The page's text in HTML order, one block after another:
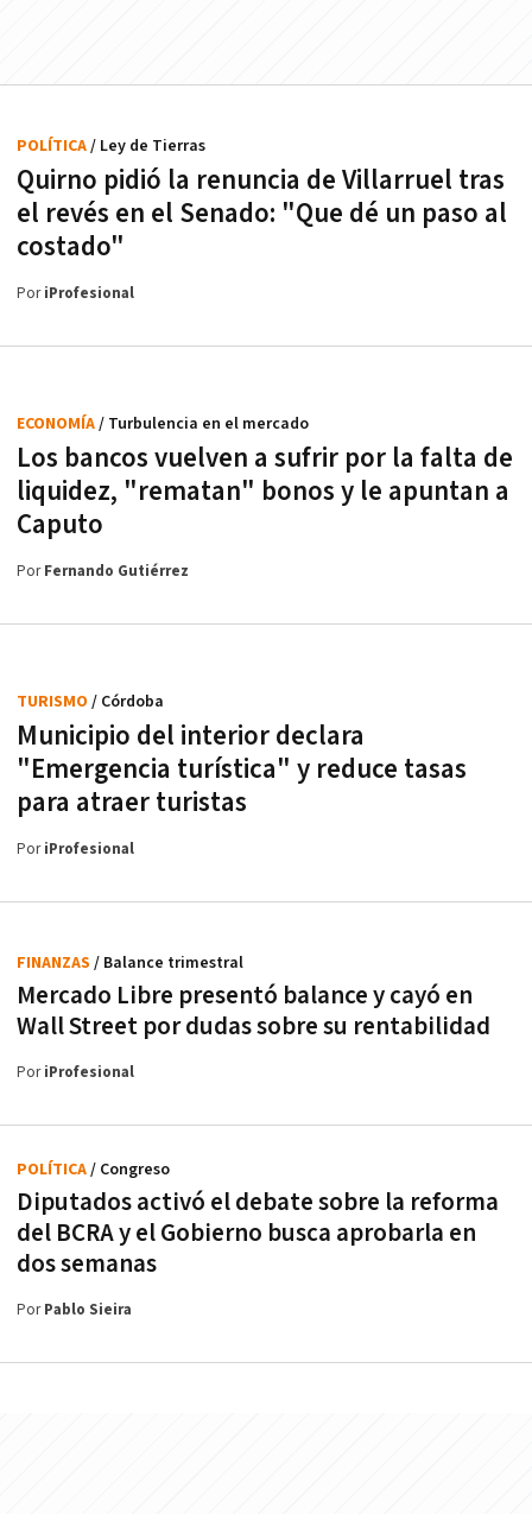
Quirno pidió la renuncia de Villarruel tras
el revés en el Senado: "Que dé un paso al
costado"
POLÍTICA/ Ley de Tierras
PoriProfesional
Los bancos vuelven a sufrir por la falta de
liquidez, "rematan" bonos y le apuntan a
Caputo
ECONOMÍA/ Turbulencia en el mercado
PorFernando Gutiérrez
Municipio del interior declara
"Emergencia turística" y reduce tasas
para atraer turistas
TURISMO / Córdoba
PoriProfesional
Mercado Libre presentó balance y cayó en
Wall Street por dudas sobre su rentabilidad
FINANZAS / Balance trimestral
PoriProfesional
Diputados activó el debate sobre la reforma
del BCRA y el Gobierno busca aprobarla en
dos semanas
POLÍTICA/ Congreso
PorPablo Sieira